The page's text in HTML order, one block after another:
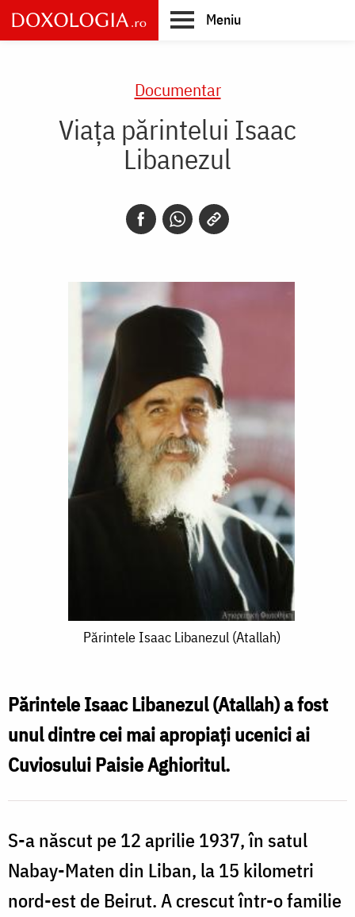
Skip
to
main
Meniu
Documentar
Viața părintelui Isaac
Libanezul
Părintele
Libanezul
(Atallah)
Părintele Isaac Libanezul (Atallah)
Părintele Isaac Libanezul (Atallah) a fost
unul dintre cei mai apropiați ucenici ai
Cuviosului Paisie Aghioritul.
S-a născut pe 12 aprilie 1937, în satul
Nabay-Maten din Liban, la 15 kilometri
nord-est de Beirut. A crescut într-o familie